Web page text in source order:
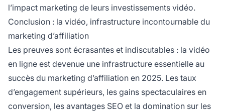
l’impact marketing de leurs investissements vidéo.
Conclusion : la vidéo, infrastructure incontournable du
marketing d’affiliation
Les preuves sont écrasantes et indiscutables : la vidéo
en ligne est devenue une infrastructure essentielle au
succès du marketing d’affiliation en 2025. Les taux
d’engagement supérieurs, les gains spectaculaires en
conversion, les avantages SEO et la domination sur les